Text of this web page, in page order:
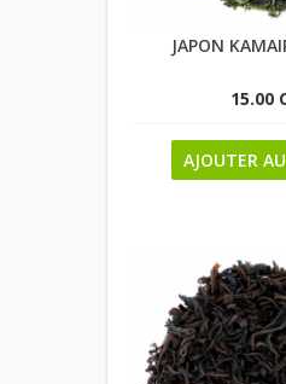
JAPON
15.00
AJOUTER